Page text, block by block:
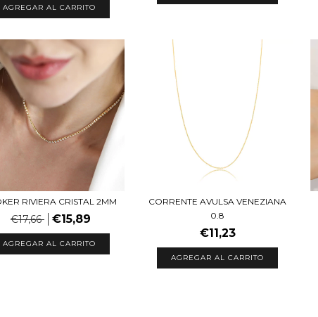
AGREGAR AL CARRITO
RIVIERA CRISTAL 2MM
€17,66 €15,89
AGREGAR AL CARRITO
CORRENTE AVULSA VENEZIANA
0.8
€11,23
AGREGAR AL CARRITO